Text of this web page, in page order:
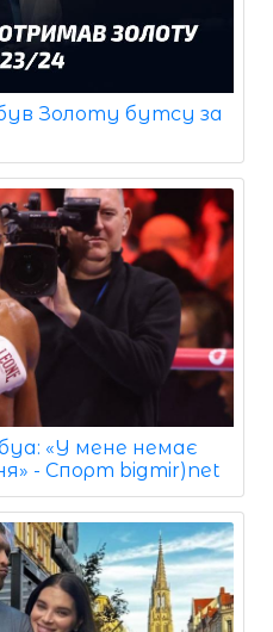
Золоту бутсу за
«У мене немає
- Спорт bigmir)net